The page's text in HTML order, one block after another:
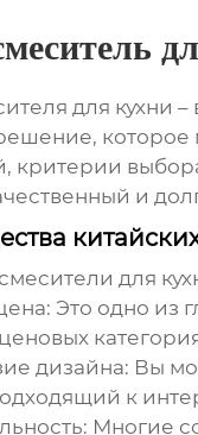
для кухни
которое
критерии
и
для
Это одно из
дизайна: Вы
к
Многие